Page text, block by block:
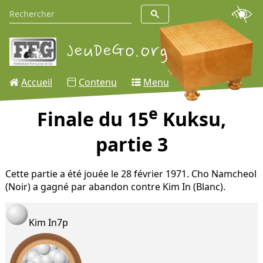
Accueil Contenu Menu
Finale du 15e Kuksu,
partie 3
Cette partie a été jouée le 28 février 1971. Cho Namcheol
(Noir) a gagné par abandon contre Kim In (Blanc).
Kim In7p